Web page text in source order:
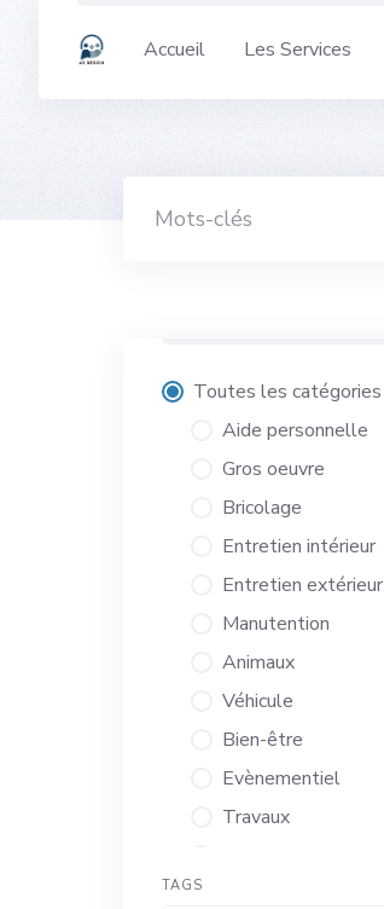
Accueil Les Services
Toutes les catégories
Aide personnelle
Gros oeuvre
Bricolage
Entretien intérieur
Entretien extérieur
Manutention
Animaux
Véhicule
Bien-être
Evènementiel
Travaux
TAGS